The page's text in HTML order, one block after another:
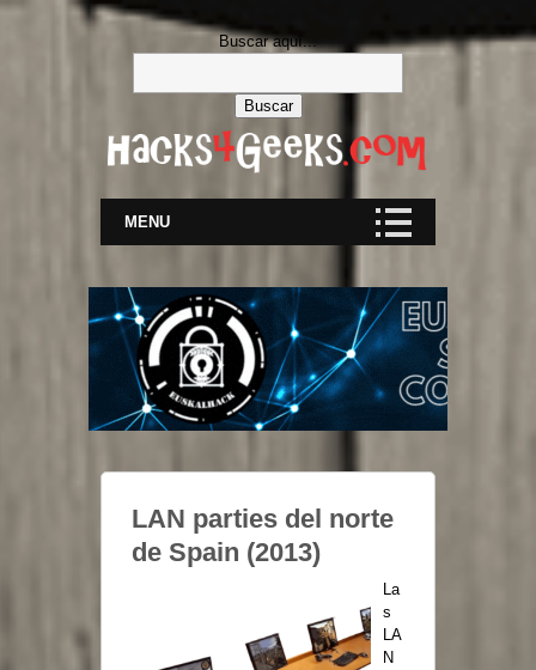
Buscar aquí...
MENU
LAN parties del norte
de Spain (2013)
La
s
LA
N